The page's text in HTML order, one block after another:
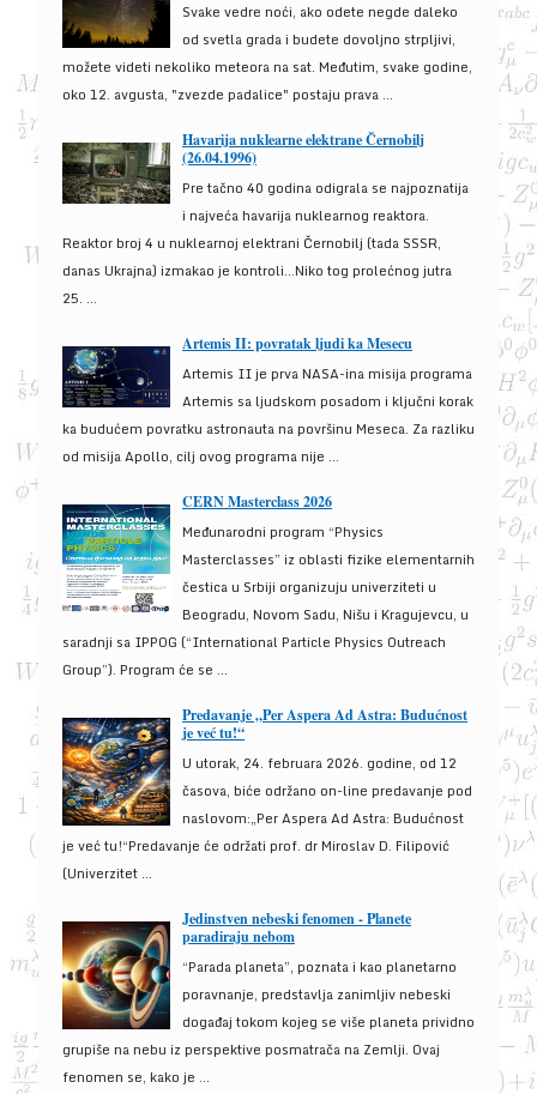
Svake vedre noći, ako odete negde daleko
od svetla grada i budete dovoljno strpljivi,
možete videti nekoliko meteora na sat. Međutim, svake godine,
oko 12. avgusta, "zvezde padalice" postaju prava ...
Havarija nuklearne elektrane Černobilj
(26.04.1996)
Pre tačno 40 godina odigrala se najpoznatija
i najveća havarija nuklearnog reaktora.
Reaktor broj 4 u nuklearnoj elektrani Černobilj (tada SSSR,
danas Ukrajna) izmakao je kontroli...Niko tog prolećnog jutra
25. ...
Artemis II: povratak ljudi ka Mesecu
Artemis II je prva NASA-ina misija programa
Artemis sa ljudskom posadom i ključni korak
ka budućem povratku astronauta na površinu Meseca. Za razliku
od misija Apollo, cilj ovog programa nije ...
CERN Masterclass 2026
Međunarodni program “Physics
Masterclasses” iz oblasti fizike elementarnih
čestica u Srbiji organizuju univerziteti u
Beogradu, Novom Sadu, Nišu i Kragujevcu, u
saradnji sa IPPOG (“International Particle Physics Outreach
Group”). Program će se ...
Predavanje „Per Aspera Ad Astra: Budućnost
je već tu!“
U utorak, 24. februara 2026. godine, od 12
časova, biće održano on-line predavanje pod
naslovom:„Per Aspera Ad Astra: Budućnost
je već tu!“Predavanje će održati prof. dr Miroslav D. Filipović
(Univerzitet ...
Jedinstven nebeski fenomen - Planete
paradiraju nebom
“Parada planeta”, poznata i kao planetarno
poravnanje, predstavlja zanimljiv nebeski
događaj tokom kojeg se više planeta prividno
grupiše na nebu iz perspektive posmatrača na Zemlji. Ovaj
fenomen se, kako je ...